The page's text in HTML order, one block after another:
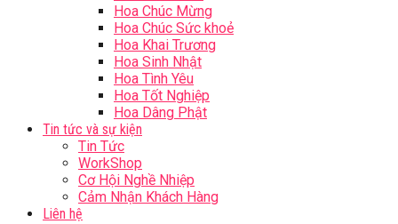
Hoa Chúc Mừng
Hoa Chúc Sức khoẻ
Hoa Khai Trương
Hoa Sinh Nhật
Hoa Tình Yêu
Hoa Tốt Nghiệp
Hoa Dâng Phật
Tin tức và sự kiện
Tin Tức
WorkShop
Cơ Hội Nghề Nhiệp
Cảm Nhận Khách Hàng
Liên hệ